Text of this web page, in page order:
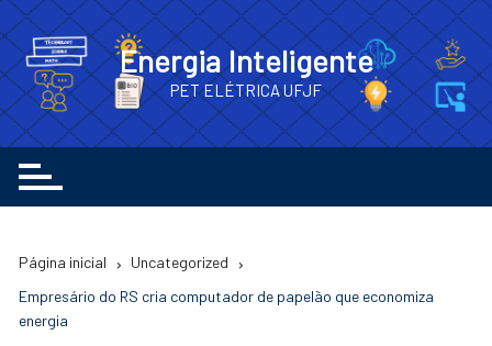
para
o
conteúdo
Energia Inteligente
PET ELÉTRICA UFJF
Página inicial
Uncategorized
Empresário do RS cria computador de papelão que economiza
energia